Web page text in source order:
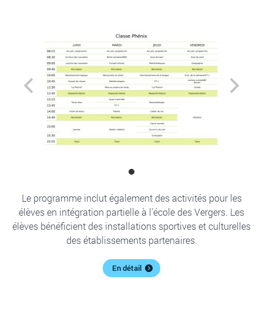
Le programme inclut également des activités pour les
élèves en intégration partielle à l'école des Vergers. Les
élèves bénéficient des installations sportives et culturelles
des établissements partenaires.
En détail